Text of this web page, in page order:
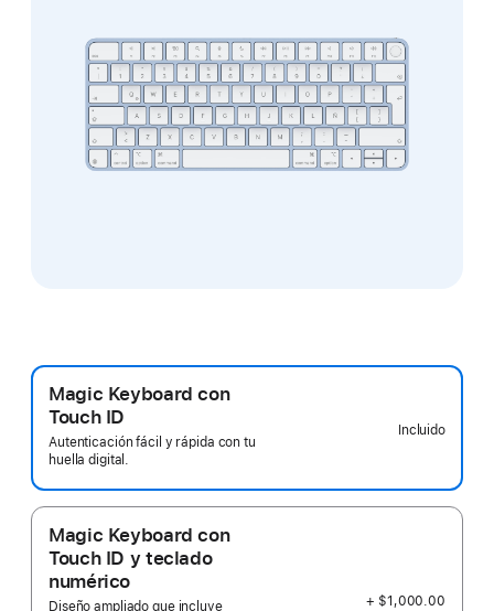
Magic Keyboard con
Touch ID
Autenticación fácil y rápida con tu
huella digital.
Incluido
Magic Keyboard con
Touch ID y teclado
numérico
Diseño ampliado que incluye
+ $1,000.00